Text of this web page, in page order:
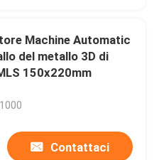
Machine Automatic
del metallo 3D di
150x220mm
Contattaci